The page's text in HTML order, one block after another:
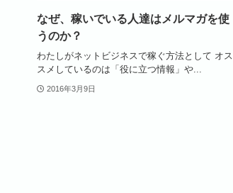
なぜ、稼いでいる人達はメルマガを使
うのか？
わたしがネットビジネスで稼ぐ方法として オス
スメしているのは「役に立つ情報」や...
2016年3月9日